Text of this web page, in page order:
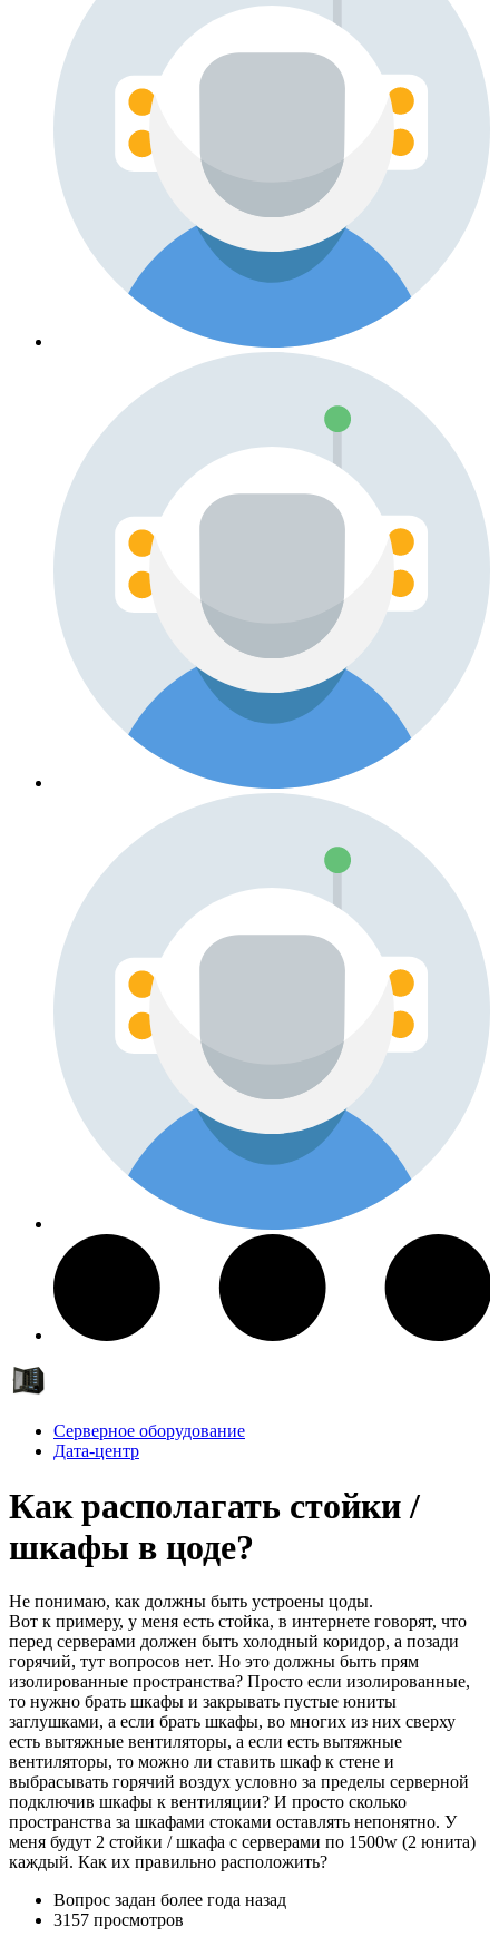
Серверное оборудование
Дата-центр
Как располагать стойки /
шкафы в цоде?
Не понимаю, как должны быть устроены цоды.
Вот к примеру, у меня есть стойка, в интернете говорят, что
перед серверами должен быть холодный коридор, а позади
горячий, тут вопросов нет. Но это должны быть прям
изолированные пространства? Просто если изолированные,
то нужно брать шкафы и закрывать пустые юниты
заглушками, а если брать шкафы, во многих из них сверху
есть вытяжные вентиляторы, а если есть вытяжные
вентиляторы, то можно ли ставить шкаф к стене и
выбрасывать горячий воздух условно за пределы серверной
подключив шкафы к вентиляции? И просто сколько
пространства за шкафами стоками оставлять непонятно. У
меня будут 2 стойки / шкафа с серверами по 1500w (2 юнита)
каждый. Как их правильно расположить?
Вопрос задан более года назад
3157 просмотров